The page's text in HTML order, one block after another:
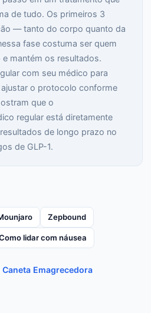
de tudo. Os primeiros 3
— tanto do corpo quanto da
fase costuma ser quem
mantém os resultados.
com seu médico para
o protocolo conforme
que o
regular está diretamente
de longo prazo no
de GLP-1.
Zepbound
lidar com náusea
Emagrecedora